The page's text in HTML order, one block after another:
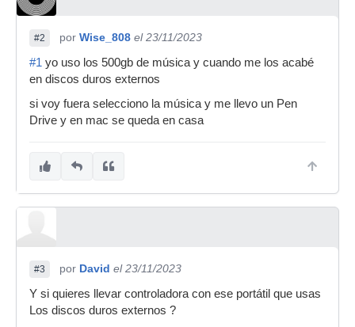
#2 por Wise_808 el 23/11/2023
#1 yo uso los 500gb de música y cuando me los acabé
en discos duros externos
si voy fuera selecciono la música y me llevo un Pen
Drive y en mac se queda en casa
#3 por David el 23/11/2023
Y si quieres llevar controladora con ese portátil que usas
Los discos duros externos ?